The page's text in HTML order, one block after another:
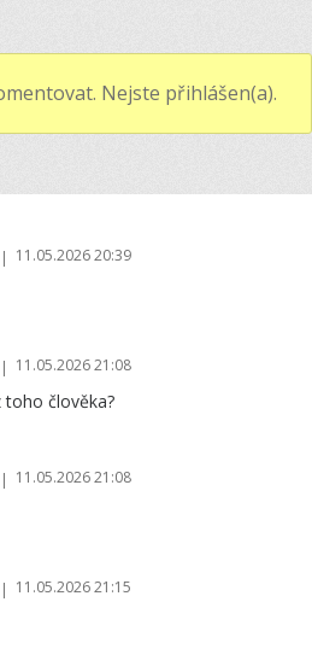
Nejste přihlášen(a).
| 11.05.2026 20:39
| 11.05.2026 21:08
člověka?
| 11.05.2026 21:08
| 11.05.2026 21:15